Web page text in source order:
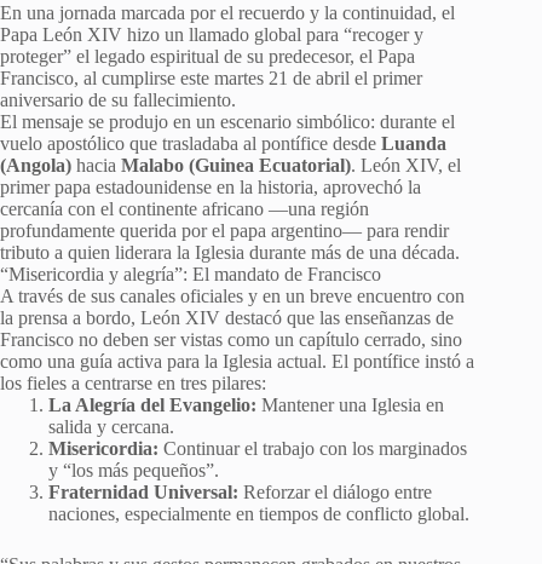
En una jornada marcada por el recuerdo y la continuidad, el
Papa León XIV hizo un llamado global para “recoger y
proteger” el legado espiritual de su predecesor, el Papa
Francisco, al cumplirse este martes 21 de abril el primer
aniversario de su fallecimiento.
El mensaje se produjo en un escenario simbólico: durante el
vuelo apostólico que trasladaba al pontífice desde Luanda
(Angola) hacia Malabo (Guinea Ecuatorial). León XIV, el
primer papa estadounidense en la historia, aprovechó la
cercanía con el continente africano —una región
profundamente querida por el papa argentino— para rendir
tributo a quien liderara la Iglesia durante más de una década.
“Misericordia y alegría”: El mandato de Francisco
A través de sus canales oficiales y en un breve encuentro con
la prensa a bordo, León XIV destacó que las enseñanzas de
Francisco no deben ser vistas como un capítulo cerrado, sino
como una guía activa para la Iglesia actual. El pontífice instó a
los fieles a centrarse en tres pilares:
La Alegría del Evangelio: Mantener una Iglesia en
salida y cercana.
Misericordia: Continuar el trabajo con los marginados
y “los más pequeños”.
Fraternidad Universal: Reforzar el diálogo entre
naciones, especialmente en tiempos de conflicto global.